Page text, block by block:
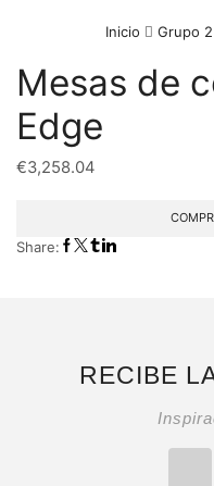
Inicio Grupo 2
Mesas de
Edge
€3,258.04
Share:
RECIBE